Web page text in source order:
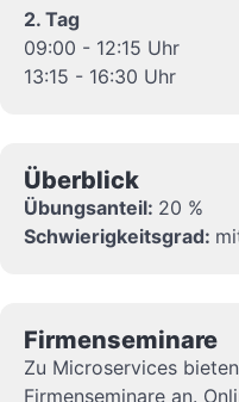
2. Tag
09:00 - 12:15 Uhr
13:15 - 16:30 Uhr
Überblick
Übungsanteil: 20 %
Schwierigkeitsgrad:
Firmenseminare
Zu Microservices
Firmenseminare an.